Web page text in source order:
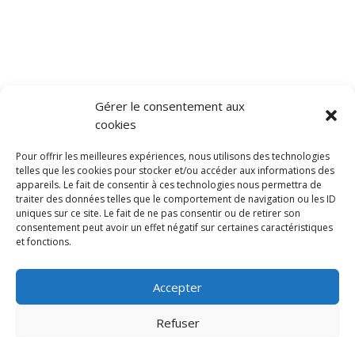
Gérer le consentement aux
cookies
Pour offrir les meilleures expériences, nous utilisons des technologies
telles que les cookies pour stocker et/ou accéder aux informations des
appareils. Le fait de consentir à ces technologies nous permettra de
traiter des données telles que le comportement de navigation ou les ID
uniques sur ce site. Le fait de ne pas consentir ou de retirer son
consentement peut avoir un effet négatif sur certaines caractéristiques
et fonctions.
Accepter
Refuser